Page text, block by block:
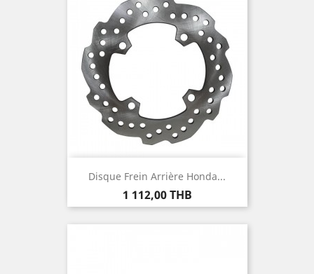
Disque Frein Arrière Honda...
Prix
1 112,00 THB